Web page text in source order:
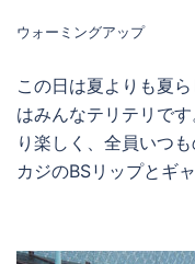
ウォーミングアップ
この日は夏よりも夏
はみんなテリテリで
り楽しく、全員いつ
カジのBSリップとギ